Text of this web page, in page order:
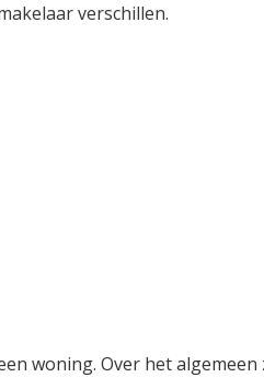
verschillen.
woning. Over het algemeen